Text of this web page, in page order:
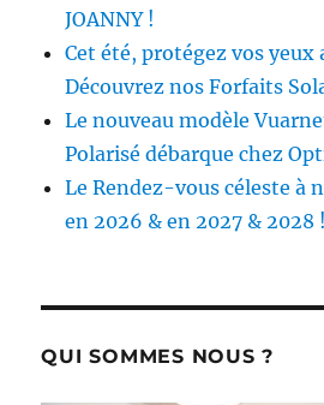
JOANNY !
Cet été, protégez vos yeux
Découvrez nos Forfaits
Le nouveau modèle
Polarisé débarque chez
Le Rendez-vous céleste à
en 2026 & en 2027 & 2028 !
QUI SOMMES NOUS ?